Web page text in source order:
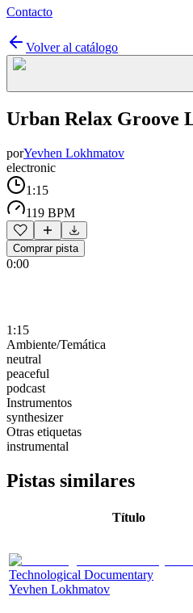
Contacto
Volver al catálogo
Urban Relax Groove
porYevhen Lokhmatov
electronic
1:15
119 BPM
Comprar pista
0:00
1:15
Ambiente/Temática
neutral
peaceful
podcast
Instrumentos
synthesizer
Otras etiquetas
instrumental
Pistas similares
Título
Technological Documentary
Yevhen Lokhmatov